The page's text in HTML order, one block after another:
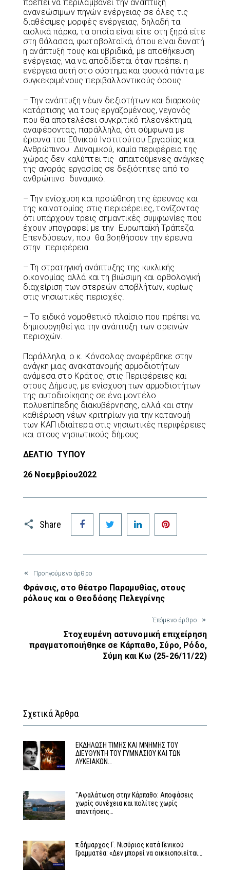
πρέπει να περιλαμβάνει την ανάπτυξη
ανανεώσιμων πηγών ενέργειας σε όλες τις
διαθέσιμες μορφές ενέργειας, δηλαδή τα
αιολικά πάρκα, τα οποία είναι είτε στη ξηρά είτε
στη θάλασσα, φωτοβολταϊκά, όπου είναι δυνατή
η ανάπτυξή τους και υβριδικά, με αποθήκευση
ενέργειας, για να αποδίδεται όταν πρέπει η
ενέργεια αυτή στο σύστημα και φυσικά πάντα με
συγκεκριμένους περιβαλλοντικούς όρους.
– Την ανάπτυξη νέων δεξιοτήτων και διαρκούς
κατάρτισης για τους εργαζομένους, γεγονός
που θα αποτελέσει συγκριτικό πλεονέκτημα,
αναφέροντας, παράλληλα, ότι σύμφωνα με
έρευνα του Εθνικού Ινστιτούτου Εργασίας και
Ανθρώπινου Δυναμικού, καμία περιφέρεια της
χώρας δεν καλύπτει τις απαιτούμενες ανάγκες
της αγοράς εργασίας σε δεξιότητες από το
ανθρώπινο δυναμικό.
– Την ενίσχυση και προώθηση της έρευνας και
της καινοτομίας στις περιφέρειες, τονίζοντας
ότι υπάρχουν τρεις σημαντικές συμφωνίες που
έχουν υπογραφεί με την Ευρωπαϊκή Τράπεζα
Επενδύσεων, που θα βοηθήσουν την έρευνα
στην περιφέρεια.
– Τη στρατηγική ανάπτυξης της κυκλικής
οικονομίας αλλά και τη βιώσιμη και ορθολογική
διαχείριση των στερεών αποβλήτων, κυρίως
στις νησιωτικές περιοχές.
– Το ειδικό νομοθετικό πλαίσιο που πρέπει να
δημιουργηθεί για την ανάπτυξη των ορεινών
περιοχών.
Παράλληλα, ο κ. Κόνσολας αναφέρθηκε στην
ανάγκη μιας ανακατανομής αρμοδιοτήτων
ανάμεσα στο Κράτος, στις Περιφέρειες και
στους Δήμους, με ενίσχυση των αρμοδιοτήτων
της αυτοδιοίκησης σε ένα μοντέλο
πολυεπίπεδης διακυβέρνησης, αλλά και στην
καθιέρωση νέων κριτηρίων για την κατανομή
των ΚΑΠ ιδιαίτερα στις νησιωτικές περιφέρειες
και στους νησιωτικούς δήμους.
ΔΕΛΤΙΟ ΤΥΠΟΥ
26 Νοεμβρίου2022
Share
Facebook Twitter LinkedIn
Προηγούμενο άρθρο
Φράνσις, στο θέατρο Παραμυθίας, στους
ρόλους και ο Θεοδόσης Πελεγρίνης
Έπόμενο άρθρο
Στοχευμένη αστυνομική επιχείρηση
πραγματοποιήθηκε σε Κάρπαθο, Σύρο, Ρόδο,
Σύμη και Κω (25-26/11/22)
Σχετικά Άρθρα
ΕΚΔΗΛΩΣΗ ΤΙΜΗΣ ΚΑΙ ΜΝΗΜΗΣ ΤΟΥ
ΔΙΕΥΘΥΝΤΗ ΤΟΥ ΓΥΜΝΑΣΙΟΥ ΚΑΙ ΤΩΝ
ΛΥΚΕΙΑΚΩΝ…
"Αφαλάτωση στην Κάρπαθο: Αποφάσεις
χωρίς συνέχεια και πολίτες χωρίς
απαντήσεις…
π.δήμαρχος Γ. Νισύριος κατά Γενικού
Γραμματέα: «Δεν μπορεί να οικειοποιείται…